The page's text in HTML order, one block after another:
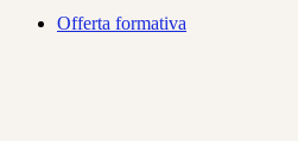
Offerta formativa